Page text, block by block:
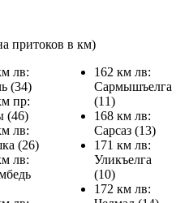
притоков в км)
лв:
(34)
пр:
(46)
лв:
(26)
лв:
162 км лв:
Сармышъелга
(11)
168 км лв:
Сарсаз (13)
171 км лв:
Уликъелга
(10)
172 км лв: